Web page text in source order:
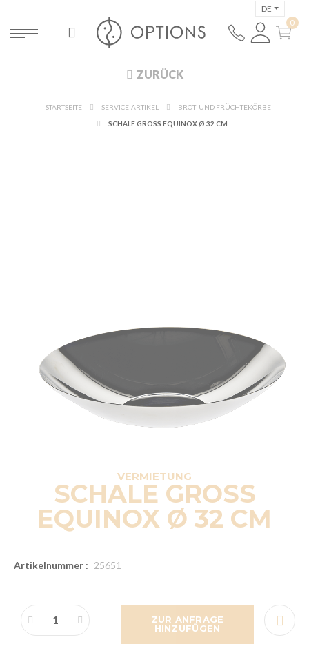
DE
ZURÜCK
STARTSEITE SERVICE-ARTIKEL
BROT- UND FRÜCHTEKÖRBE
SCHALE GROSS EQUINOX Ø 32 CM
VERMIETUNG
SCHALE GROSS
EQUINOX Ø 32 CM
Artikelnummer : 25651
ZUR ANFRAGE
HINZUFÜGEN